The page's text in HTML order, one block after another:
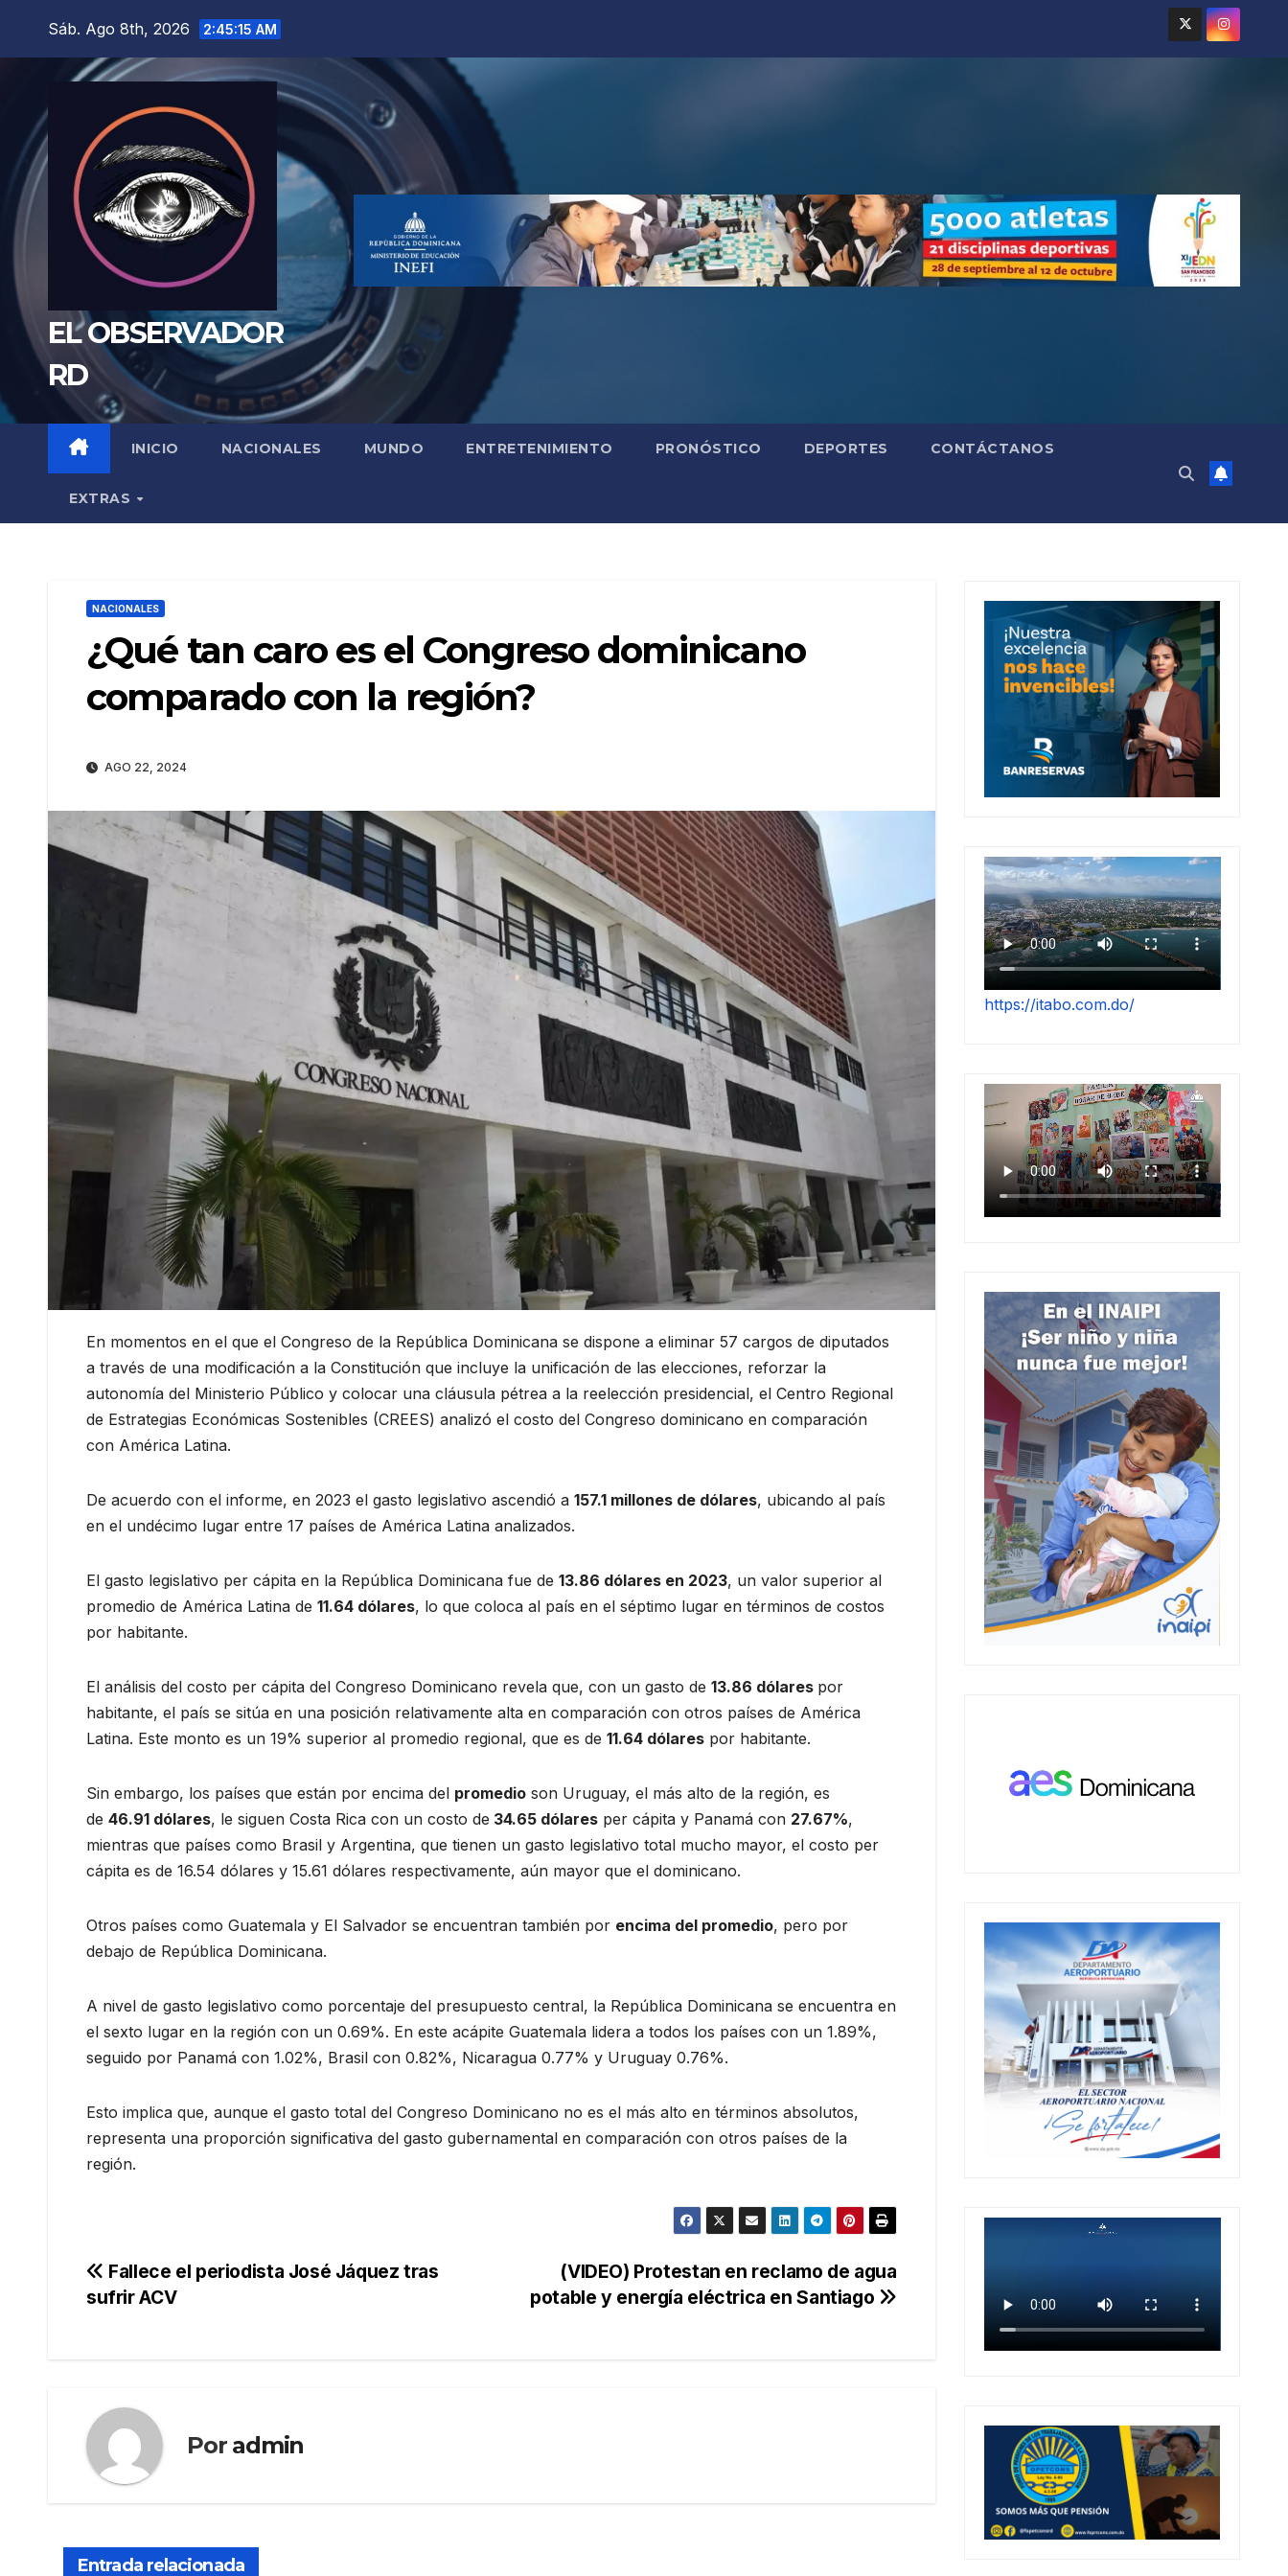
Sáb. Ago 8th, 2026 2:45:17 AM
EL OBSERVADOR
RD
INICIO NACIONALES MUNDO ENTRETENIMIENTO PRONÓSTICO DEPORTES CONTÁCTANOS
EXTRAS
NACIONALES
¿Qué tan caro es el Congreso dominicano
comparado con la región?
AGO 22, 2024
En momentos en el que el Congreso de la República Dominicana se dispone a eliminar 57 cargos de diputados
a través de una modificación a la Constitución que incluye la unificación de las elecciones, reforzar la
autonomía del Ministerio Público y colocar una cláusula pétrea a la reelección presidencial, el Centro Regional
de Estrategias Económicas Sostenibles (CREES) analizó el costo del Congreso dominicano en comparación
con América Latina.
De acuerdo con el informe, en 2023 el gasto legislativo ascendió a 157.1 millones de dólares, ubicando al país
en el undécimo lugar entre 17 países de América Latina analizados.
El gasto legislativo per cápita en la República Dominicana fue de 13.86 dólares en 2023, un valor superior al
promedio de América Latina de 11.64 dólares, lo que coloca al país en el séptimo lugar en términos de costos
por habitante.
El análisis del costo per cápita del Congreso Dominicano revela que, con un gasto de 13.86 dólares por
habitante, el país se sitúa en una posición relativamente alta en comparación con otros países de América
Latina. Este monto es un 19% superior al promedio regional, que es de 11.64 dólares por habitante.
Sin embargo, los países que están por encima del promedio son Uruguay, el más alto de la región, es
de 46.91 dólares, le siguen Costa Rica con un costo de 34.65 dólares per cápita y Panamá con 27.67%,
mientras que países como Brasil y Argentina, que tienen un gasto legislativo total mucho mayor, el costo per
cápita es de 16.54 dólares y 15.61 dólares respectivamente, aún mayor que el dominicano.
Otros países como Guatemala y El Salvador se encuentran también por encima del promedio, pero por
debajo de República Dominicana.
A nivel de gasto legislativo como porcentaje del presupuesto central, la República Dominicana se encuentra en
el sexto lugar en la región con un 0.69%. En este acápite Guatemala lidera a todos los países con un 1.89%,
seguido por Panamá con 1.02%, Brasil con 0.82%, Nicaragua 0.77% y Uruguay 0.76%.
Esto implica que, aunque el gasto total del Congreso Dominicano no es el más alto en términos absolutos,
representa una proporción significativa del gasto gubernamental en comparación con otros países de la
región.
Navegación
(VIDEO) Protestan en reclamo de agua
potable y energía eléctrica en Santiago
Fallece el periodista José Jáquez tras
sufrir ACV
Por admin
Entrada relacionada
https://itabo.com.do/